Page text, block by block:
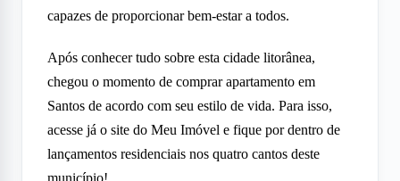
capazes de proporcionar bem-estar a todos.
Após conhecer tudo sobre esta cidade litorânea,
chegou o momento de comprar apartamento em
Santos de acordo com seu estilo de vida. Para isso,
acesse já o site do Meu Imóvel e fique por dentro de
lançamentos residenciais nos quatro cantos deste
município!